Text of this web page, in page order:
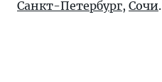
Санкт-Петербург, Сочи.